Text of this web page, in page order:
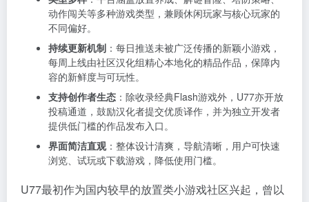
动作闯关等多种游戏类型，兼顾休闲玩家与核心玩家的
不同偏好。
持续更新机制 ：每日推送未被广泛传播的新颖小游戏，
每周上线由社区汉化组精心本地化的精品作品，保障内
容的新鲜度与可玩性。
支持创作者生态 ：除收录经典Flash游戏外，U77亦开放
投稿通道，鼓励汉化者提交优质译作，并为独立开发者
提供低门槛的作品发布入口。
界面简洁直观：整体设计清爽，导航清晰，用户可快速
浏览、试玩或下载游戏，降低使用门槛。
U77最初作为国内较早的放置类小游戏社区兴起，曾以